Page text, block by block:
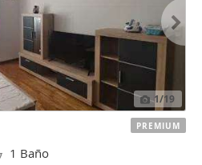
1/19
1 Baño
PREMIUM